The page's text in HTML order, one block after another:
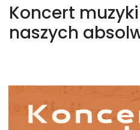
Koncert
naszych